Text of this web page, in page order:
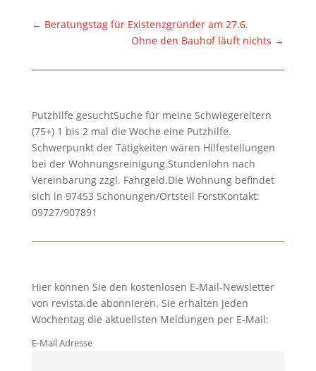
← Beratungstag für Existenzgründer am 27.6.
Ohne den Bauhof läuft nichts →
Putzhilfe gesuchtSuche für meine Schwiegereltern
(75+) 1 bis 2 mal die Woche eine Putzhilfe.
Schwerpunkt der Tätigkeiten wären Hilfestellungen
bei der Wohnungsreinigung.Stundenlohn nach
Vereinbarung zzgl. Fahrgeld.Die Wohnung befindet
sich in 97453 Schonungen/Ortsteil ForstKontakt:
09727/907891
Hier können Sie den kostenlosen E-Mail-Newsletter
von revista.de abonnieren. Sie erhalten jeden
Wochentag die aktuellsten Meldungen per E-Mail:
E-Mail Adresse